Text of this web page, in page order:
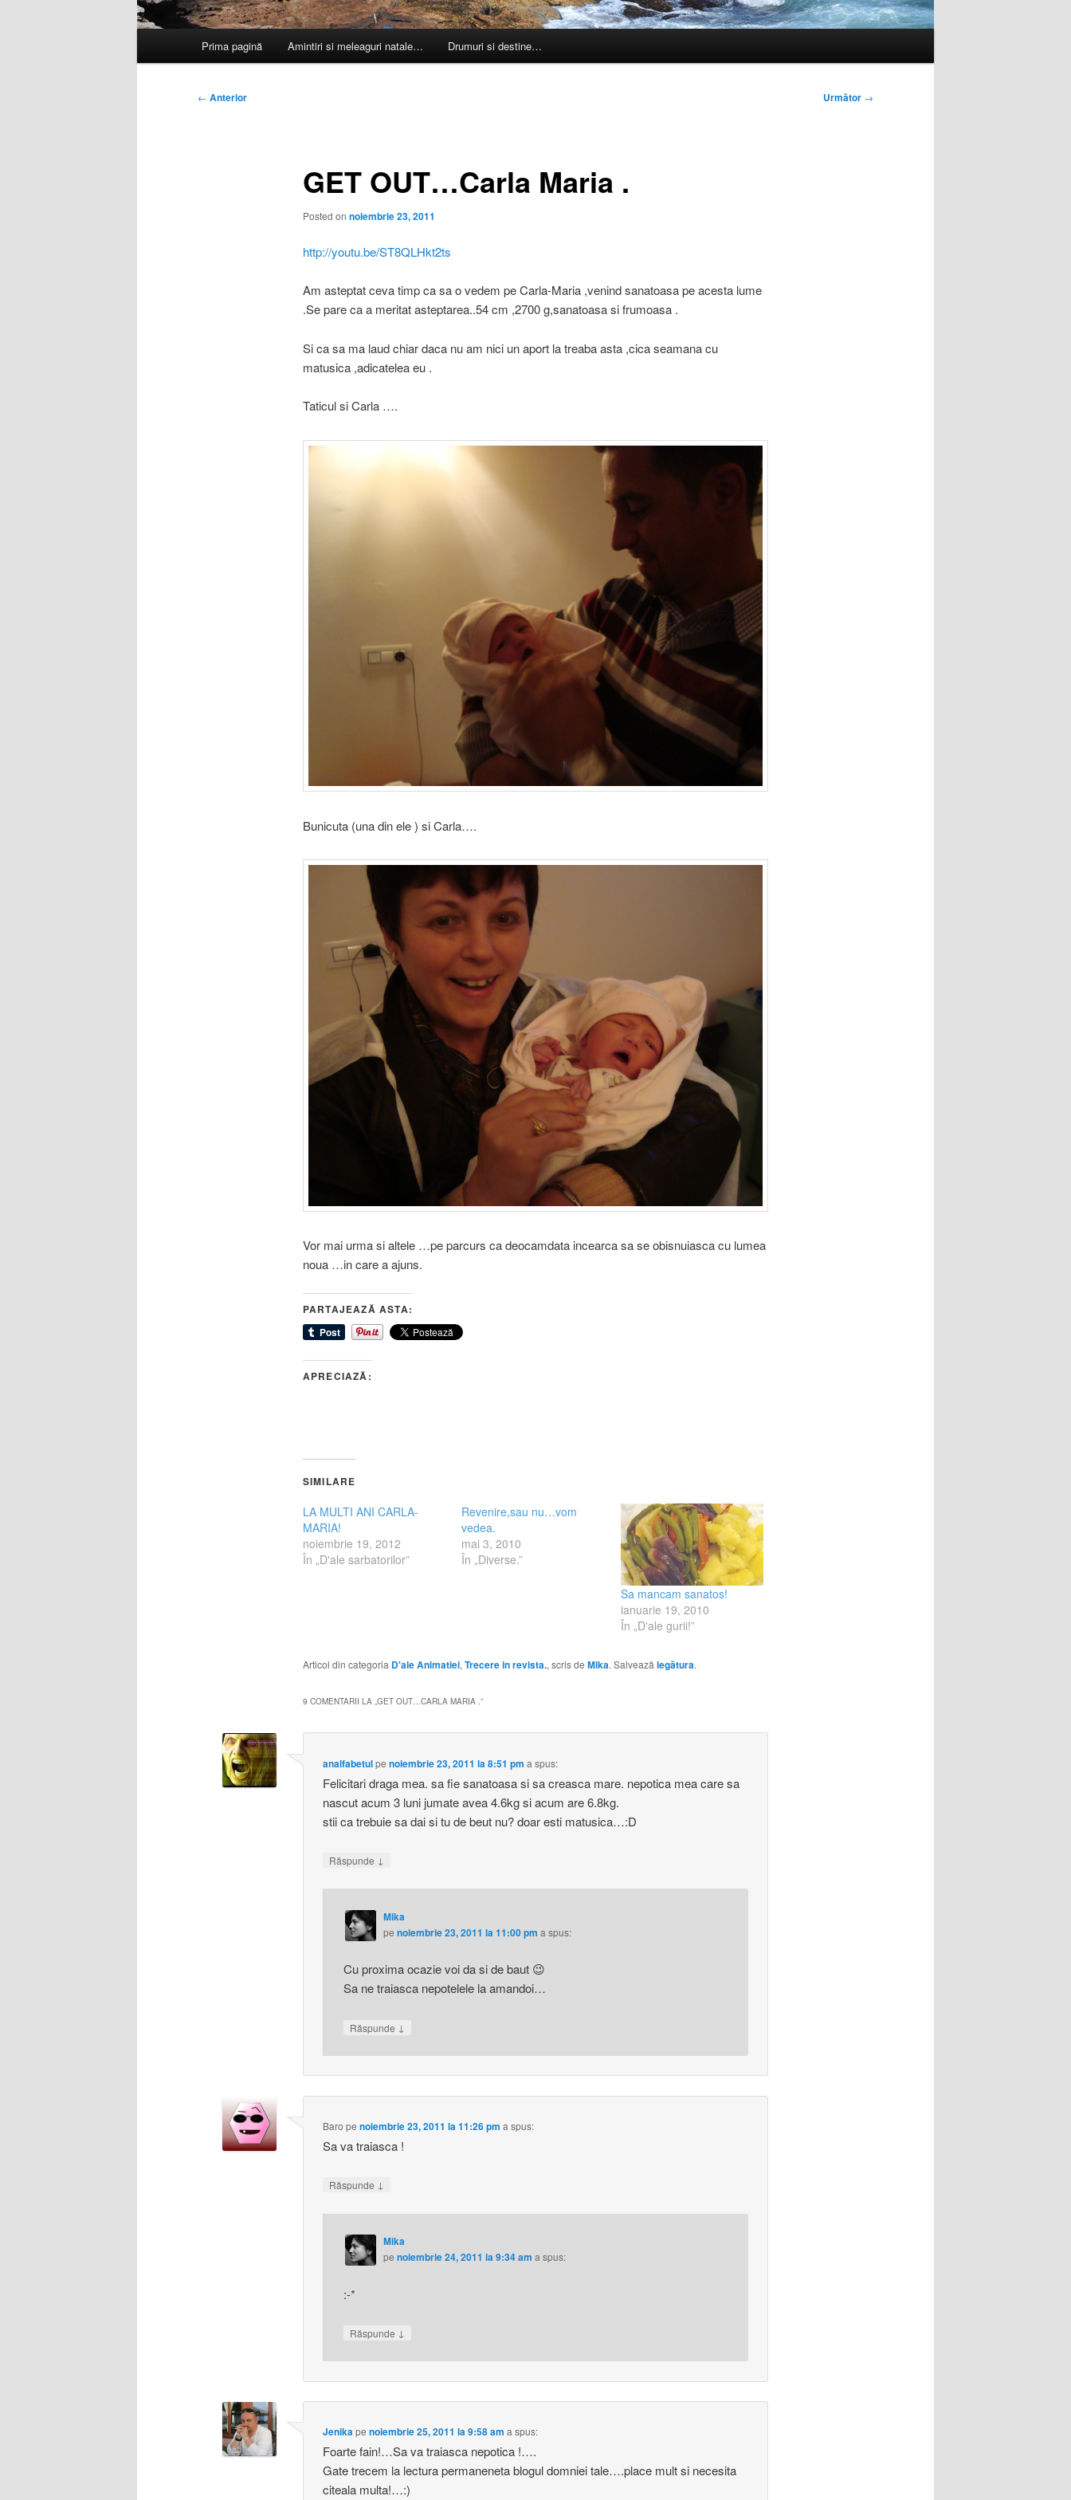
Prima pagină Amintiri si meleaguri natale… Drumuri si destine…
Navigare
← Anterior Următor →
GET OUT…Carla Maria .
Posted on noiembrie 23, 2011
http://youtu.be/ST8QLHkt2ts
Am asteptat ceva timp ca sa o vedem pe Carla-Maria ,venind sanatoasa pe acesta lume
.Se pare ca a meritat asteptarea..54 cm ,2700 g,sanatoasa si frumoasa .
Si ca sa ma laud chiar daca nu am nici un aport la treaba asta ,cica seamana cu
matusica ,adicatelea eu .
Taticul si Carla ….
Bunicuta (una din ele ) si Carla….
Vor mai urma si altele …pe parcurs ca deocamdata incearca sa se obisnuiasca cu lumea
noua …in care a ajuns.
PARTAJEAZĂ ASTA:
APRECIAZĂ:
SIMILARE
LA MULTI ANI CARLA-
MARIA!
noiembrie 19, 2012
În „D'ale sarbatorilor”
Revenire,sau nu…vom
vedea.
mai 3, 2010
În „Diverse.”
Sa mancam sanatos!
ianuarie 19, 2010
În „D'ale gurii!”
Articol din categoria D'ale Animatiei, Trecere in revista., scris de Mika. Salvează legătura.
9 COMENTARII LA „GET OUT…CARLA MARIA .”
analfabetulpenoiembrie 23, 2011 la 8:51 pm a spus:
Felicitari draga mea. sa fie sanatoasa si sa creasca mare. nepotica mea care sa
nascut acum 3 luni jumate avea 4.6kg si acum are 6.8kg.
stii ca trebuie sa dai si tu de beut nu? doar esti matusica…:D
Răspunde ↓
Mika
pe noiembrie 23, 2011 la 11:00 pm a spus:
Cu proxima ocazie voi da si de baut 😉
Sa ne traiasca nepotelele la amandoi…
Răspunde ↓
Baro penoiembrie 23, 2011 la 11:26 pm a spus:
Sa va traiasca !
Răspunde ↓
Mika
pe noiembrie 24, 2011 la 9:34 am a spus:
:-*
Răspunde ↓
Jenikapenoiembrie 25, 2011 la 9:58 am a spus:
Foarte fain!…Sa va traiasca nepotica !….
Gate trecem la lectura permaneneta blogul domniei tale….place mult si necesita
citeala multa!…:)